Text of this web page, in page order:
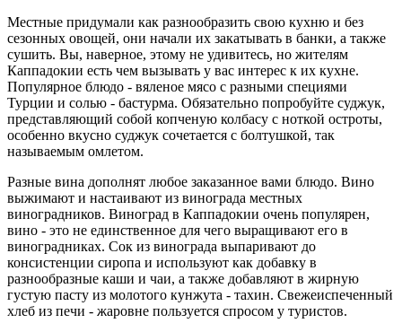
Местные придумали как разнообразить свою кухню и без
сезонных овощей, они начали их закатывать в банки, а также
сушить. Вы, наверное, этому не удивитесь, но жителям
Каппадокии есть чем вызывать у вас интерес к их кухне.
Популярное блюдо - вяленое мясо с разными специями
Турции и солью - бастурма. Обязательно попробуйте суджук,
представляющий собой копченую колбасу с ноткой остроты,
особенно вкусно суджук сочетается с болтушкой, так
называемым омлетом.
Разные вина дополнят любое заказанное вами блюдо. Вино
выжимают и настаивают из винограда местных
виноградников. Виноград в Каппадокии очень популярен,
вино - это не единственное для чего выращивают его в
виноградниках. Сок из винограда выпаривают до
консистенции сиропа и используют как добавку в
разнообразные каши и чаи, а также добавляют в жирную
густую пасту из молотого кунжута - тахин. Свежеиспеченный
хлеб из печи - жаровне пользуется спросом у туристов.